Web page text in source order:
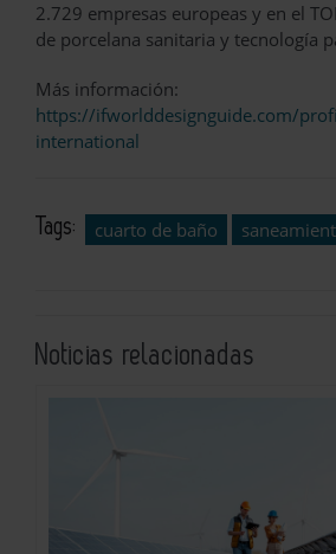
2.729 empresas europeas y en el
de porcelana sanitaria y tecnología
Más información:
https://ifworlddesignguide.com/
international
Tags: cuarto de baño
Noticias relacionadas